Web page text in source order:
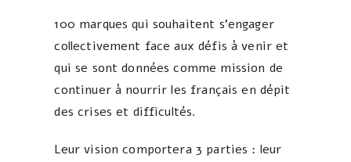
100 marques qui souhaitent s’engager
collectivement face aux défis à venir et
qui se sont données comme mission de
continuer à nourrir les français en dépit
des crises et difficultés.
Leur vision comportera 3 parties : leur